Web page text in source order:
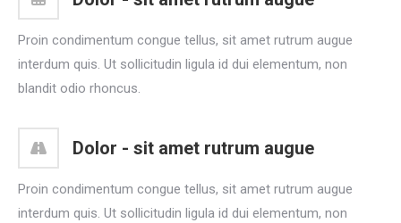
Proin condimentum congue tellus, sit amet rutrum augue
interdum quis. Ut sollicitudin ligula id dui elementum, non
blandit odio rhoncus.
Dolor - sit amet rutrum augue
Proin condimentum congue tellus, sit amet rutrum augue
interdum quis. Ut sollicitudin ligula id dui elementum, non